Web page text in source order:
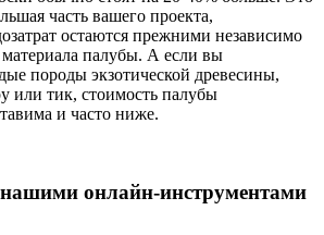
часть вашего проекта,
остаются прежними независимо
палубы. А если вы
породы экзотической древесины,
или тик, стоимость палубы
и часто ниже.
нашими онлайн-инструментами